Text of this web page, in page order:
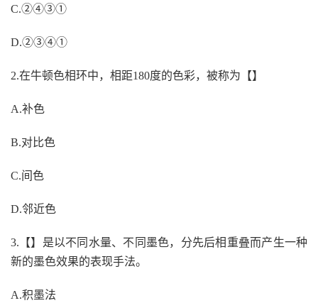
C.②④③①
D.②③④①
2.在牛顿色相环中，相距180度的色彩，被称为【】
A.补色
B.对比色
C.间色
D.邻近色
3.【】是以不同水量、不同墨色，分先后相重叠而产生一种
新的墨色效果的表现手法。
A.积墨法